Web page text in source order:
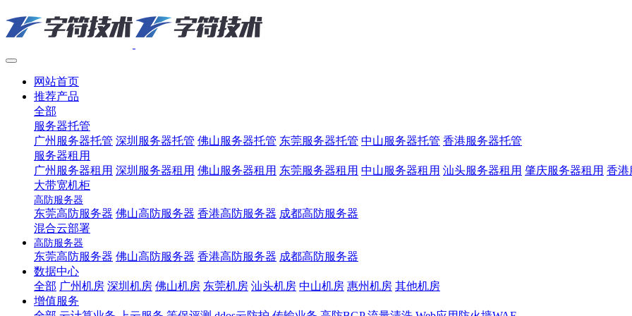
网站首页
推荐产品
全部
服务器托管
广州服务器托管 深圳服务器托管 佛山服务器托管 东莞服务器托管 中山服务器托管 香港服务器托管
服务器租用
广州服务器租用 深圳服务器租用 佛山服务器租用 东莞服务器租用 中山服务器租用 汕头服务器租用 肇庆服务器租用 香港
大带宽机柜
高防服务器
东莞高防服务器 佛山高防服务器 香港高防服务器 成都高防服务器
混合云部署
高防服务器
东莞高防服务器 佛山高防服务器 香港高防服务器 成都高防服务器
数据中心
全部 广州机房 深圳机房 佛山机房 东莞机房 汕头机房 中山机房 惠州机房 其他机房
增值服务